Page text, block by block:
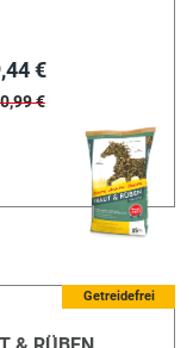
€
€
Getreidefrei
5 %